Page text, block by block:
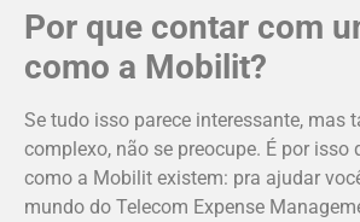
Por que contar com
como a Mobilit?
Se tudo isso parece interessante, mas
complexo, não se preocupe. É por isso
como a Mobilit existem: pra ajudar
mundo do Telecom Expense